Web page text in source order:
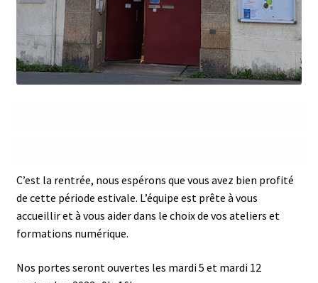
C’est la rentrée, nous espérons que vous avez bien profité
de cette période estivale. L’équipe est prête à vous
accueillir et à vous aider dans le choix de vos ateliers et
formations numérique.
Nos portes seront ouvertes les mardi 5 et mardi 12